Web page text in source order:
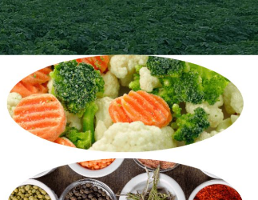
alimentos do egito
aumentam na última
semana de maio
05/06/2024 09:56:48
brasileiros
participaram da
food áfrica com
12/12/2022 11:11:42